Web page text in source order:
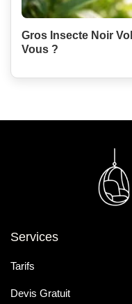
Gros Insecte Noir
Vous ?
Services
Tarifs
Devis Gratuit